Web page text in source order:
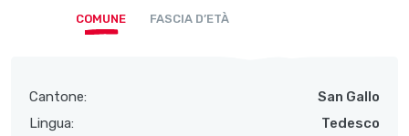
COMUNE FASCIA D’ETÀ
Cantone:
San Gallo
Lingua:
Tedesco